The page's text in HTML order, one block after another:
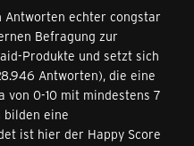
Antworten echter congstar
Befragung zur
Produkte und setzt sich
Antworten), die eine
von 0-10 mit mindestens 7
bilden eine
ist hier der Happy Score